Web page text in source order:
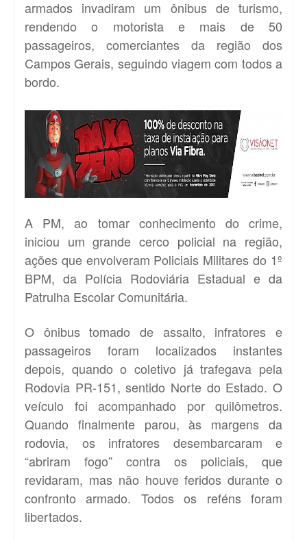
armados invadiram um ônibus de turismo,
rendendo o motorista e mais de 50
passageiros, comerciantes da região dos
Campos Gerais, seguindo viagem com todos a
bordo.
A PM, ao tomar conhecimento do crime,
iniciou um grande cerco policial na região,
ações que envolveram Policiais Militares do 1º
BPM, da Polícia Rodoviária Estadual e da
Patrulha Escolar Comunitária.
O ônibus tomado de assalto, infratores e
passageiros foram localizados instantes
depois, quando o coletivo já trafegava pela
Rodovia PR-151, sentido Norte do Estado. O
veículo foi acompanhado por quilômetros.
Quando finalmente parou, às margens da
rodovia, os infratores desembarcaram e
“abriram fogo” contra os policiais, que
revidaram, mas não houve feridos durante o
confronto armado. Todos os reféns foram
libertados.